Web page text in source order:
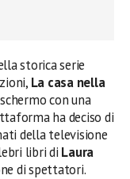
storica serie
La casa nella
con una
ha deciso di
della televisione
libri di Laura
di spettatori.